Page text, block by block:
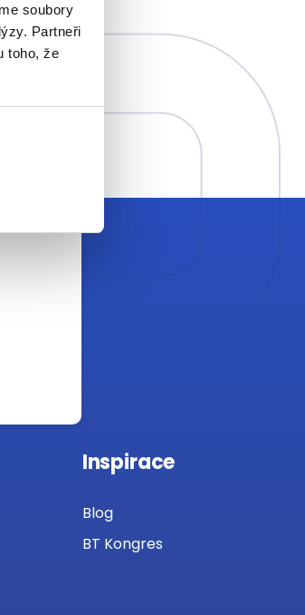
soubory
Partneři
toho, že
Inspirace
Blog
BT Kongres